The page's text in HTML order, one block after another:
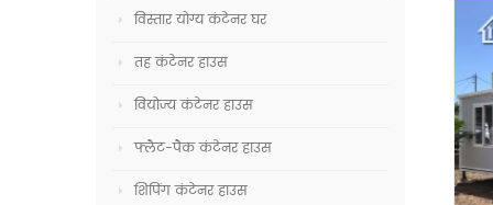
विस्तार योग्य कंटेनर घर
तह कंटेनर हाउस
वियोज्य कंटेनर हाउस
फ्लैट-पैक कंटेनर हाउस
शिपिंग कंटेनर हाउस